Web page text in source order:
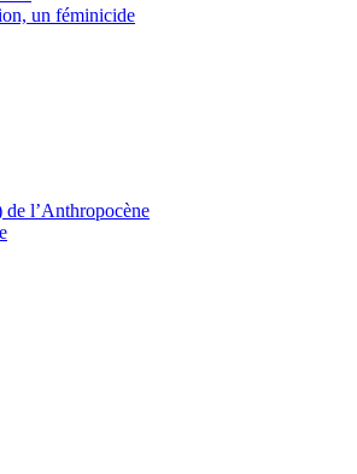
un féminicide
de l’Anthropocène